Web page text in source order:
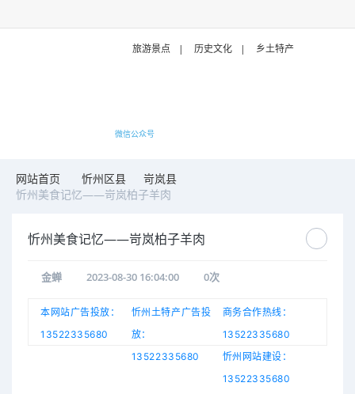
旅游景点 | 历史文化 | 乡土特产
微信公众号
网站首页 忻州区县
岢岚县
忻州美食记忆——岢岚柏子羊肉
忻州美食记忆——岢岚柏子羊肉
金蝉 2023-08-30 16:04:00 0次
本网站广告投放：
13522335680
忻州土特产广告投
放：
13522335680
商务合作热线：
13522335680
忻州网站建设：
13522335680